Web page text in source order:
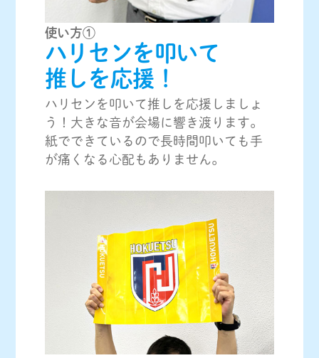
使い方①
ハリセンを叩いて
推しを応援！
ハリセンを叩いて推しを応援しましょ
う！大きな音が会場に響き渡ります。
紙でできているので長時間叩いても手
が痛くなる心配もありません。